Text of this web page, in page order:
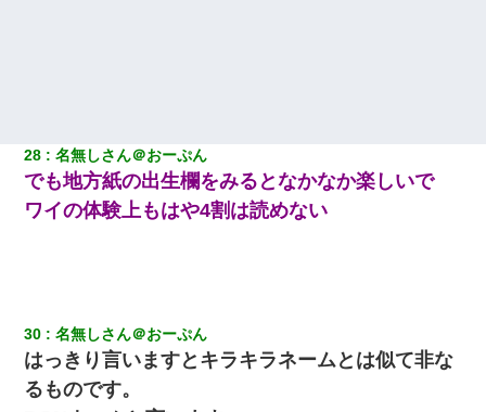
28 名無しさん＠おーぷん
でも地方紙の出生欄をみるとなかなか楽しいで
ワイの体験上もはや4割は読めない
30 名無しさん＠おーぷん
はっきり言いますとキラキラネームとは似て非な
るものです。